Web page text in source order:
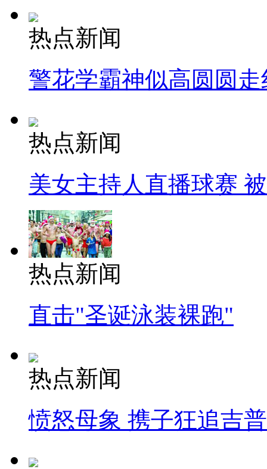
热点新闻
警花学霸神似高圆圆走
热点新闻
美女主持人直播球赛
热点新闻
直击"圣诞泳装裸跑"
热点新闻
愤怒母象 携子狂追吉